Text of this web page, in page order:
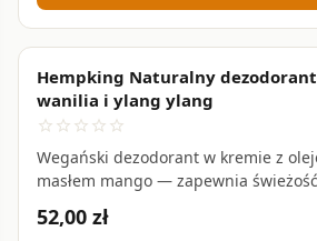
Hempking Naturalny
wanilia i ylang ylang
star_border star_border star_border star_border star_border
Wegański dezodorant w kremie z
masłem mango — zapewnia
potu • 65 g
52,00 zł